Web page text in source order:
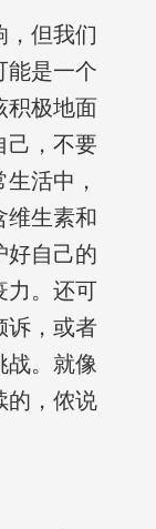
，但我们
能是一个
积极地面
己，不要
活中，
维生素和
好自己的
力。还可
诉，或者
战。就像
的，侬说